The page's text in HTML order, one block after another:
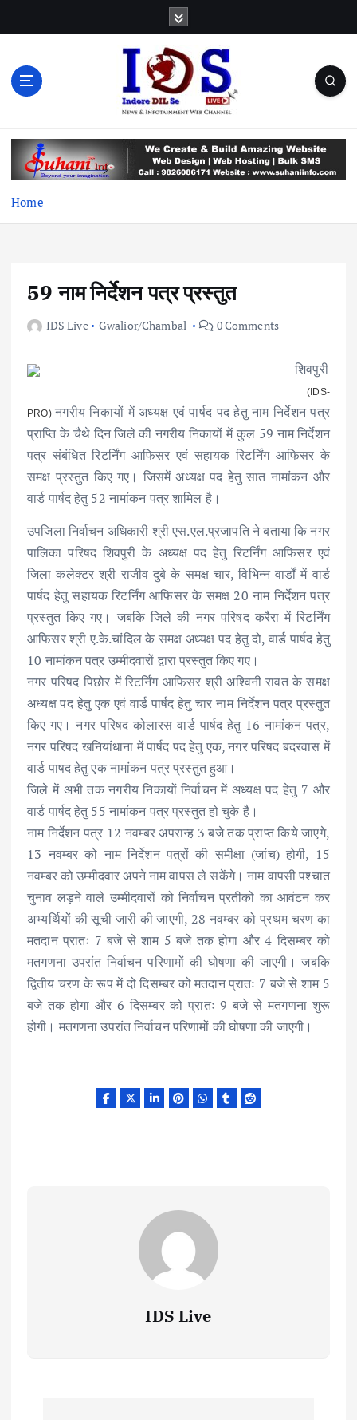
t
Home
59 नाम निर्देशन पत्र प्रस्तुत
IDS Live Gwalior/Chambal 0 Comments
शिवपुरी
(IDS-
PRO)नगरीय निकायों में अध्यक्ष एवं पार्षद पद हेतु नाम निर्देशन पत्र
प्राप्ति के चैथे दिन जिले की नगरीय निकायों में कुल 59 नाम निर्देशन
पत्र संबंधित रिटर्निंग आफिसर एवं सहायक रिटर्निंग आफिसर के
समक्ष प्रस्तुत किए गए। जिसमें अध्यक्ष पद हेतु सात नामांकन और
वार्ड पार्षद हेतु 52 नामांकन पत्र शामिल है।
उपजिला निर्वाचन अधिकारी श्री एस.एल.प्रजापति ने बताया कि नगर
पालिका परिषद शिवपुरी के अध्यक्ष पद हेतु रिटर्निंग आफिसर एवं
जिला कलेक्टर श्री राजीव दुबे के समक्ष चार, विभिन्न वार्डों में वार्ड
पार्षद हेतु सहायक रिटर्निंग आफिसर के समक्ष 20 नाम निर्देशन पत्र
प्रस्तुत किए गए। जबकि जिले की नगर परिषद करैरा में रिटर्निंग
आफिसर श्री ए.के.चांदिल के समक्ष अध्यक्ष पद हेतु दो, वार्ड पार्षद हेतु
10 नामांकन पत्र उम्मीदवारों द्वारा प्रस्तुत किए गए।
नगर परिषद पिछोर में रिटर्निंग आफिसर श्री अश्विनी रावत के समक्ष
अध्यक्ष पद हेतु एक एवं वार्ड पार्षद हेतु चार नाम निर्देशन पत्र प्रस्तुत
किए गए। नगर परिषद कोलारस वार्ड पार्षद हेतु 16 नामांकन पत्र,
नगर परिषद खनियांधाना में पार्षद पद हेतु एक, नगर परिषद बदरवास में
वार्ड पाषद हेतु एक नामांकन पत्र प्रस्तुत हुआ।
जिले में अभी तक नगरीय निकायों निर्वाचन में अध्यक्ष पद हेतु 7 और
वार्ड पार्षद हेतु 55 नामांकन पत्र प्रस्तुत हो चुके है।
नाम निर्देशन पत्र 12 नवम्बर अपरान्ह 3 बजे तक प्राप्त किये जाएगे,
13 नवम्बर को नाम निर्देशन पत्रों की समीक्षा (जांच) होगी, 15
नवम्बर को उम्मीदवार अपने नाम वापस ले सकेंगे। नाम वापसी पश्चात
चुनाव लड़ने वाले उम्मीदवारों को निर्वाचन प्रतीकों का आवंटन कर
अभ्यर्थियों की सूची जारी की जाएगी, 28 नवम्बर को प्रथम चरण का
मतदान प्रातः 7 बजे से शाम 5 बजे तक होगा और 4 दिसम्बर को
मतगणना उपरांत निर्वाचन परिणामों की घोषणा की जाएगी। जबकि
द्वितीय चरण के रूप में दो दिसम्बर को मतदान प्रातः 7 बजे से शाम 5
बजे तक होगा और 6 दिसम्बर को प्रातः 9 बजे से मतगणना शुरू
होगी। मतगणना उपरांत निर्वाचन परिणामों की घोषणा की जाएगी।
IDS Live